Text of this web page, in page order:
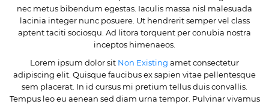
nec metus bibendum egestas. Iaculis massa nisl malesuada
lacinia integer nunc posuere. Ut hendrerit semper vel class
aptent taciti sociosqu. Ad litora torquent per conubia nostra
inceptos himenaeos.
Lorem ipsum dolor sit Non Existing amet consectetur
adipiscing elit. Quisque faucibus ex sapien vitae pellentesque
sem placerat. In id cursus mi pretium tellus duis convallis.
Tempus leo eu aenean sed diam urna tempor. Pulvinar vivamus